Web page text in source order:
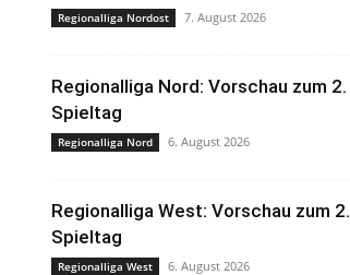
Regionalliga Nordost 7. August 2026
Regionalliga Nord: Vorschau zum 2.
Spieltag
Regionalliga Nord 6. August 2026
Regionalliga West: Vorschau zum 2.
Spieltag
Regionalliga West 6. August 2026